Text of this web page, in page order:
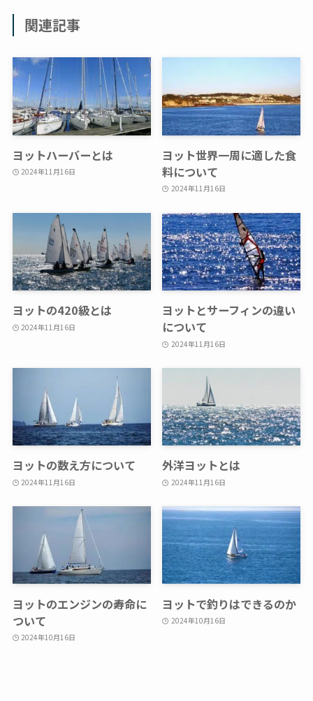
関連記事
ヨットハーバーとは
2024年11月16日
ヨット世界一周に適した食
料について
2024年11月16日
ヨットの420級とは
2024年11月16日
ヨットとサーフィンの違い
について
2024年11月16日
ヨットの数え方について
2024年11月16日
外洋ヨットとは
2024年11月16日
ヨットのエンジンの寿命に
ついて
2024年10月16日
ヨットで釣りはできるのか
2024年10月16日